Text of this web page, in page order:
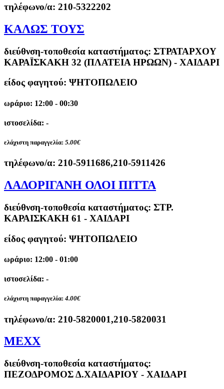
τηλέφωνο/α: 210-5322202
ΚΑΛΩΣ ΤΟΥΣ
διεύθνση-τοποθεσία καταστήματος: ΣΤΡΑΤΑΡΧΟΥ
ΚΑΡΑΪΣΚΑΚΗ 32 (ΠΛΑΤΕΙΑ ΗΡΩΩΝ) - ΧΑΙΔΑΡΙ
είδος φαγητού: ΨΗΤΟΠΩΛΕΙΟ
ωράριο: 12:00 - 00:30
ιστοσελίδα: -
ελάχιστη παραγγελία: 5.00€
τηλέφωνο/α: 210-5911686,210-5911426
ΛΑΔΟΡΙΓΑΝΗ ΟΛΟΙ ΠΙΤΤΑ
διεύθνση-τοποθεσία καταστήματος: ΣΤΡ.
ΚΑΡΑΙΣΚΑΚΗ 61 - ΧΑΙΔΑΡΙ
είδος φαγητού: ΨΗΤΟΠΩΛΕΙΟ
ωράριο: 12:00 - 01:00
ιστοσελίδα: -
ελάχιστη παραγγελία: 4.00€
τηλέφωνο/α: 210-5820001,210-5820031
ΜΕΧΧ
διεύθνση-τοποθεσία καταστήματος:
ΠΕΖΟΔΡΟΜΟΣ Δ.ΧΑΙΔΑΡΙΟΥ - ΧΑΙΔΑΡΙ